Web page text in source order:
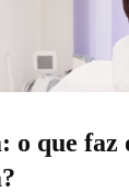
o que faz